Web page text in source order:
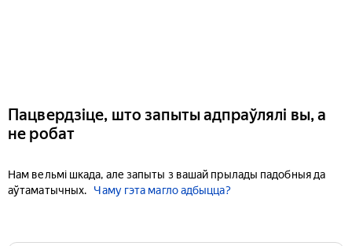
Пацвердзіце, што запыты адпраўлялі вы, а
не робат
Нам вельмі шкада, але запыты з вашай прылады падобныя да
аўтаматычных.
Чаму гэта магло адбыцца?